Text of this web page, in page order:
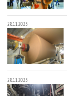
28.11.2025
28.11.2025